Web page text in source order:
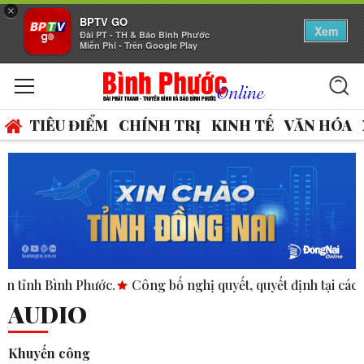
×
BPTV GO
Đài PT - TH & Báo Bình Phước
Miễn Phí - Trên Google Play
Xem
TIÊU ĐIỂM CHÍNH TRỊ KINH TẾ VĂN HÓA
Phước. Công bố nghị quyết, quyết định tại các xã,
AUDIO
Khuyến công